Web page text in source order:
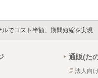
ルでコスト半額、期間短縮を実
通販(た
法人向